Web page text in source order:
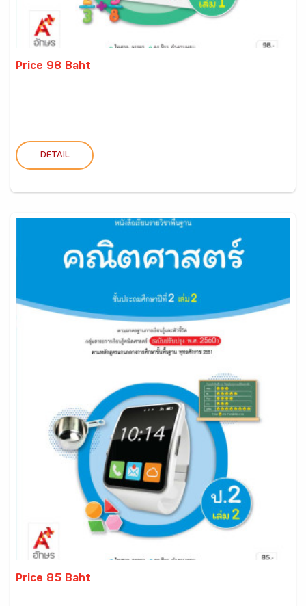
Price 98 Baht
DETAIL
Price 85 Baht